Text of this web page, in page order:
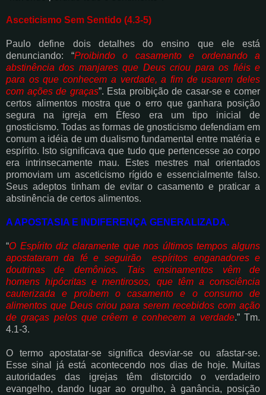
Asceticismo Sem Sentido (4.3-5)
Paulo define dois detalhes do ensino que ele está
denunciando: “Proibindo o casamento e ordenando a
abstinência dos manjares que Deus criou para os fiéis e
para os queconhecem a verdade, a fim de usarem deles
com ações de graças”. Esta proibição de casar-se e comer
certos alimentos mostra que o erro que ganhara posição
segura na igreja em Éfeso era um tipo inicial de
gnosticismo. Todas as formas de gnosticismo defendiam em
comum a idéia de um dualismo fundamental entre matéria e
espírito. Isto significava que tudo que pertencesse ao corpo
era intrinsecamente mau. Estes mestres mal orientados
promoviam um asceticismo rígido e essencialmente falso.
Seus adeptos tinham de evitar o casamento e praticar a
abstinência de certos alimentos.
A APOSTASIA E INDIFERENÇA GENERALIZADA.
“O Espírito diz claramente que nos últimos tempos alguns
apostataram da fé e seguirão
espíritos enganadores e
doutrinas de demônios. Tais ensinamentos vêm de
homenshipócritas e mentirosos, que têm a consciência
cauterizada e proíbem o casamento e o consumo de
alimentos que Deus criou para serem recebidos com ação
de graças pelos que crêem e conhecem a verdade.” Tm.
4.1-3.
O termo apostatar-se significa desviar-se ou afastar-se.
Esse sinal já está acontecendo nos dias de hoje. Muitas
autoridades das igrejas têm distorcido o verdadeiro
evangelho, dando
lugar ao orgulho, à ganância, posição